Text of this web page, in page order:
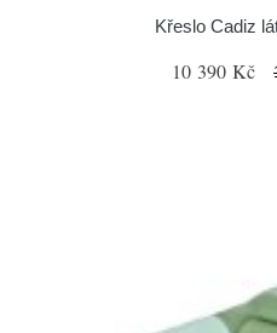
Křeslo Cadiz
10 390 Kč